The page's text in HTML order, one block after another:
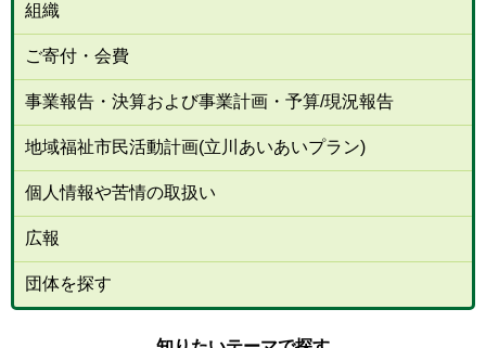
組織
ご寄付・会費
事業報告・決算および事業計画・予算/現況報告
地域福祉市民活動計画(立川あいあいプラン)
個人情報や苦情の取扱い
広報
団体を探す